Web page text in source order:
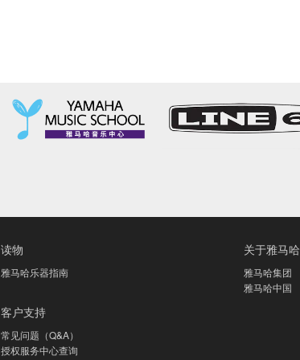
读物
雅马哈乐器指南
客户支持
常见问题（Q&A）
授权服务中心查询
关于雅马哈
雅马哈集团
雅马哈中国